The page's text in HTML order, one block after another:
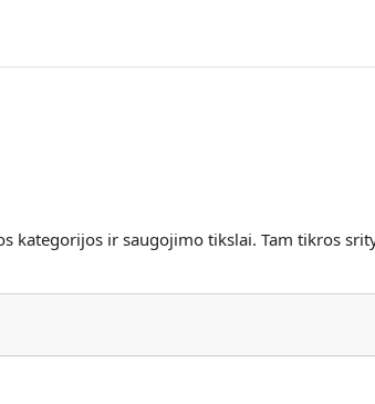
kategorijos ir saugojimo tikslai. Tam tikros